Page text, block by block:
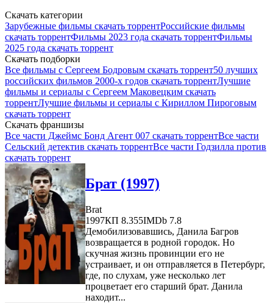
Скачать категории
Зарубежные фильмы скачать торрентРоссийские фильмы
скачать торрентФильмы 2023 года скачать торрентФильмы
2025 года скачать торрент
Скачать подборки
Все фильмы с Сергеем Бодровым скачать торрент50 лучших
российских фильмов 2000-х годов скачать торрентЛучшие
фильмы и сериалы с Сергеем Маковецким скачать
торрентЛучшие фильмы и сериалы с Кириллом Пироговым
скачать торрент
Скачать франшизы
Все части Джеймс Бонд Агент 007 скачать торрентВсе части
Сельский детектив скачать торрентВсе части Годзилла против
скачать торрент
Брат (1997)
Brat
1997КП 8.355IMDb 7.8
Демобилизовавшись, Данила Багров
возвращается в родной городок. Но
скучная жизнь провинции его не
устраивает, и он отправляется в Петербург,
где, по слухам, уже несколько лет
процветает его старший брат. Данила
находит...